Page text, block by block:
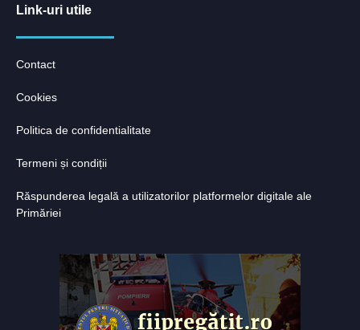
Link-uri utile
Contact
Cookies
Politica de confidentialitate
Termeni și condiții
Răspunderea legală a utilizatorilor platformelor digitale ale
Primăriei